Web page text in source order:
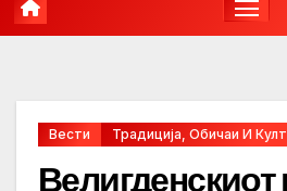
Вести Традиција, Обичаи И
Велигденскиот